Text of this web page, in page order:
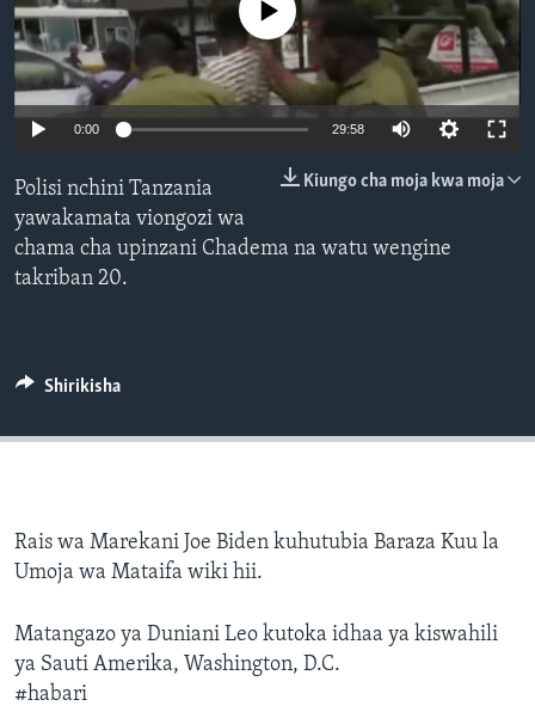
No media source currently available
0:00 29:58
Kiungo cha moja kwa moja
Polisi nchini Tanzania
yawakamata viongozi wa
chama cha upinzani Chadema na watu wengine
takriban 20.
Shirikisha
Rais wa Marekani Joe Biden kuhutubia Baraza Kuu la
Umoja wa Mataifa wiki hii.
Matangazo ya Duniani Leo kutoka idhaa ya kiswahili
ya Sauti Amerika, Washington, D.C.
#habari